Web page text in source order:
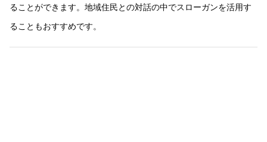
ることができます。地域住民との対話の中でスローガンを活用す
ることもおすすめです。